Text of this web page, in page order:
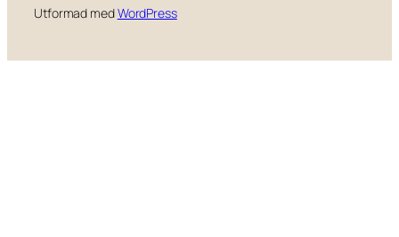
Utformad medWordPress